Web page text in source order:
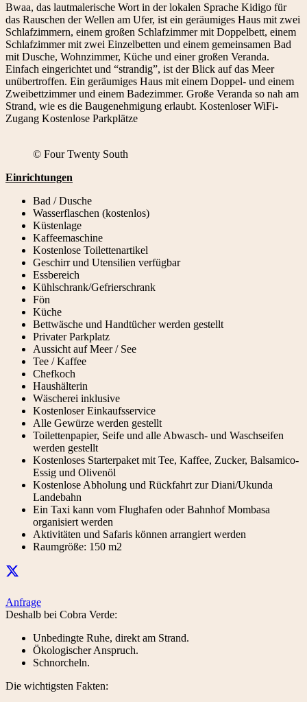
Bwaa, das lautmalerische Wort in der lokalen Sprache Kidigo für
das Rauschen der Wellen am Ufer, ist ein geräumiges Haus mit zwei
Schlafzimmern, einem großen Schlafzimmer mit Doppelbett, einem
Schlafzimmer mit zwei Einzelbetten und einem gemeinsamen Bad
mit Dusche, Wohnzimmer, Küche und einer großen Veranda.
Einfach eingerichtet und “strandig”, ist der Blick auf das Meer
unübertroffen. Ein geräumiges Haus mit einem Doppel- und einem
Zweibettzimmer und einem Badezimmer. Große Veranda so nah am
Strand, wie es die Baugenehmigung erlaubt. Kostenloser WiFi-
Zugang Kostenlose Parkplätze
© Four Twenty South
Einrichtungen
Bad / Dusche
Wasserflaschen (kostenlos)
Küstenlage
Kaffeemaschine
Kostenlose Toilettenartikel
Geschirr und Utensilien verfügbar
Essbereich
Kühlschrank/Gefrierschrank
Fön
Küche
Bettwäsche und Handtücher werden gestellt
Privater Parkplatz
Aussicht auf Meer / See
Tee / Kaffee
Chefkoch
Haushälterin
Wäscherei inklusive
Kostenloser Einkaufsservice
Alle Gewürze werden gestellt
Toilettenpapier, Seife und alle Abwasch- und Waschseifen
werden gestellt
Kostenloses Starterpaket mit Tee, Kaffee, Zucker, Balsamico-
Essig und Olivenöl
Kostenlose Abholung und Rückfahrt zur Diani/Ukunda
Landebahn
Ein Taxi kann vom Flughafen oder Bahnhof Mombasa
organisiert werden
Aktivitäten und Safaris können arrangiert werden
Raumgröße: 150 m2
Anfrage
Deshalb bei Cobra Verde:
Unbedingte Ruhe, direkt am Strand.
Ökologischer Anspruch.
Schnorcheln.
Die wichtigsten Fakten: